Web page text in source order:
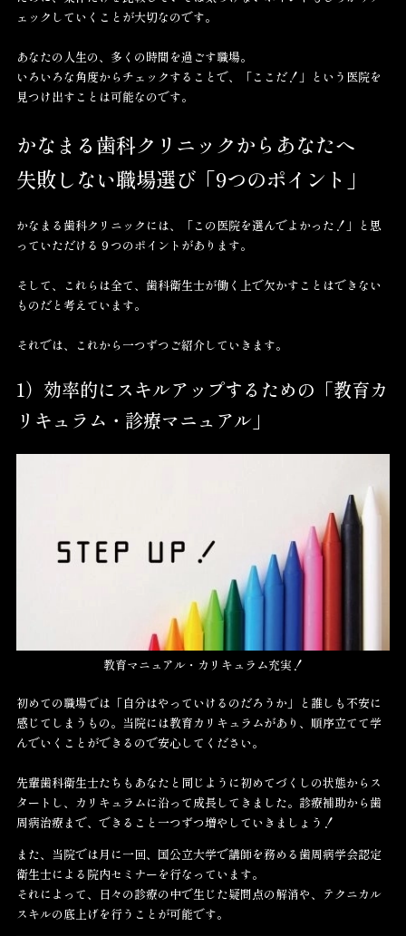
ェックしていくことが大切なのです。
あなたの人生の、多くの時間を過ごす職場。
いろいろな角度からチェックすることで、「ここだ！」という医院を
見つけ出すことは可能なのです。
かなまる歯科クリニックからあなたへ
失敗しない職場選び「9つのポイント」
かなまる歯科クリニックには、「この医院を選んでよかった！」と思
っていただける９つのポイントがあります。
そして、これらは全て、歯科衛生士が働く上で欠かすことはできない
ものだと考えています。
それでは、これから一つずつご紹介していきます。
1）効率的にスキルアップするための「教育カ
リキュラム・診療マニュアル」
教育マニュアル・カリキュラム充実！
初めての職場では「自分はやっていけるのだろうか」と誰しも不安に
感じてしまうもの。当院には教育カリキュラムがあり、順序立てて学
んでいくことができるので安心してください。
先輩歯科衛生士たちもあなたと同じように初めてづくしの状態からス
タートし、カリキュラムに沿って成長してきました。診療補助から歯
周病治療まで、できること一つずつ増やしていきましょう！
また、当院では月に一回、国公立大学で講師を務める歯周病学会認定
衛生士による院内セミナーを行なっています。
それによって、日々の診療の中で生じた疑問点の解消や、テクニカル
スキルの底上げを行うことが可能です。